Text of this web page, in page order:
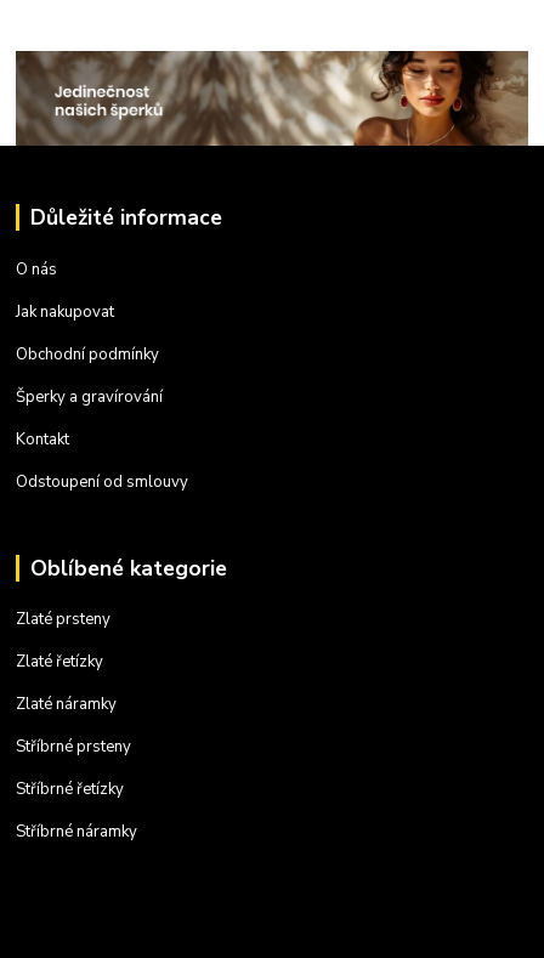
Důležité informace
O nás
Jak nakupovat
Obchodní podmínky
Šperky a gravírování
Kontakt
Odstoupení od smlouvy
Oblíbené kategorie
Zlaté prsteny
Zlaté řetízky
Zlaté náramky
Stříbrné prsteny
Stříbrné řetízky
Stříbrné náramky